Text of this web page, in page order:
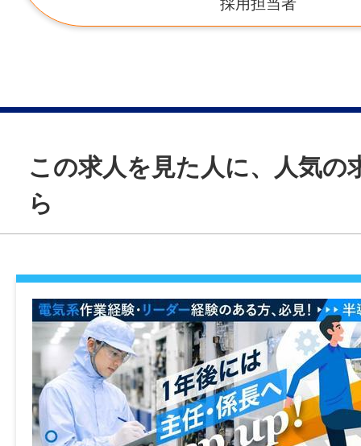
パデシオン南草津駅前1階
＜湖南市＞
HOPPA湖南水戸 520-3214 滋賀県湖南市
HOPPA湖南岩根園 520-3252 滋賀県湖南
HOPPA石部 520-3102 滋賀県湖南市宮の森
HOPPA菩提寺西 520-3248 滋賀県湖南市
36
＜近江八幡市＞
https://keceg.jp/
京都府京都市下京区烏丸通五条下ル大坂
採用担当者
この求人を見た人に、人気の
ら